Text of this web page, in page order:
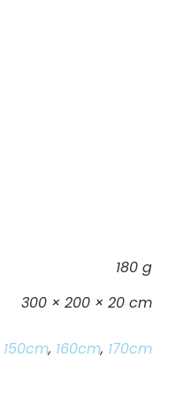
180 g
300 × 200 × 20 cm
150cm, 160cm, 170cm